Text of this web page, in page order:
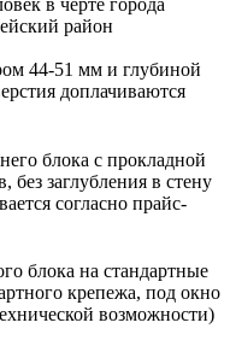
в черте города
район
44-51 мм и глубиной
доплачиваются
блока с прокладной
без заглубления в стену
согласно прайс-
блока на стандартные
крепежа, под окно
возможности)